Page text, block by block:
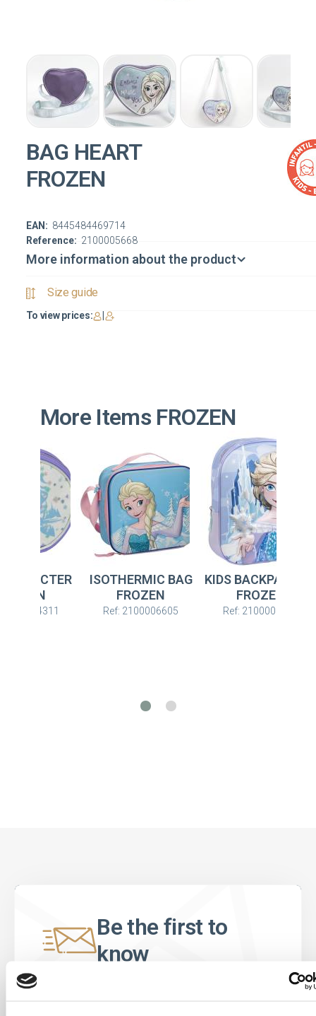
BAG HEART
FROZEN
Reference: 2100005668
EAN: 8445484469714
More information about the product
Size guide
To view prices:
More Items FROZEN
ISOTHERMIC BAG
FROZEN
Ref: 2100006605
KIDS BACKPACK 3D
FROZEN
Ref: 2100005875
Be the first to
know